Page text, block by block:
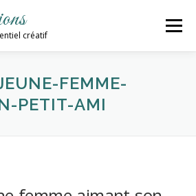
créatif
Menu
ATELIERS
FEMME-
PETIT-AMI